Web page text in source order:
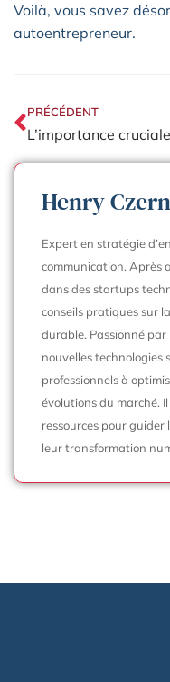
Voilà, vous savez
autoentrepreneur.
PRÉCÉDENT
Henry
Expert en stratégie
communication. Après
dans des startups
conseils pratiques sur
durable. Passionné
nouvelles technologies
professionnels à
évolutions du marché.
ressources pour
leur transformation